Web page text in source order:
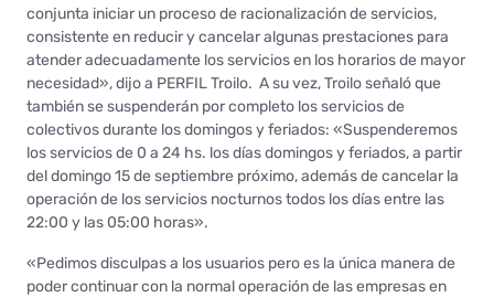
conjunta iniciar un proceso de racionalización de servicios,
consistente en reducir y cancelar algunas prestaciones para
atender adecuadamente los servicios en los horarios de mayor
necesidad», dijo a PERFIL Troilo. A su vez, Troilo señaló que
también se suspenderán por completo los servicios de
colectivos durante los domingos y feriados: «Suspenderemos
los servicios de 0 a 24 hs. los días domingos y feriados, a partir
del domingo 15 de septiembre próximo, además de cancelar la
operación de los servicios nocturnos todos los días entre las
22:00 y las 05:00 horas».
«Pedimos disculpas a los usuarios pero es la única manera de
poder continuar con la normal operación de las empresas en